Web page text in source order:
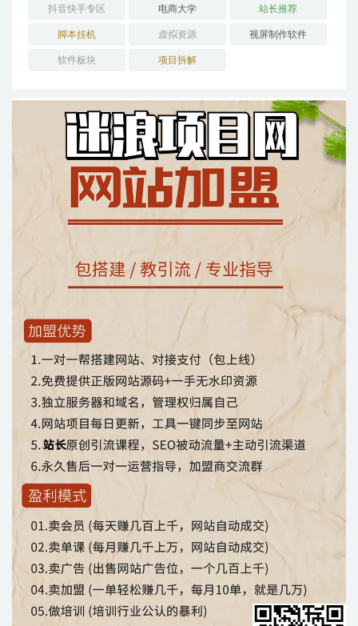
抖音快手专区 电商大学 站长推荐
脚本挂机 虚拟资源 视屏制作软件
软件板块 项目拆解